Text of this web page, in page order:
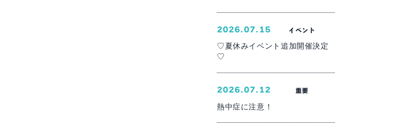
2026.07.15 イベント
♡夏休みイベント追加開催決定
♡
2026.07.12 重要
熱中症に注意！